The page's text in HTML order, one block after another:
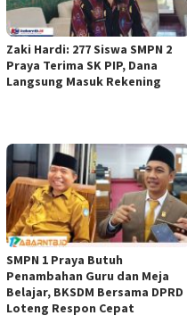
Zaki Hardi: 277 Siswa SMPN 2
Praya Terima SK PIP, Dana
Langsung Masuk Rekening
SMPN 1 Praya Butuh
Penambahan Guru dan Meja
Belajar, BKSDM Bersama DPRD
Loteng Respon Cepat